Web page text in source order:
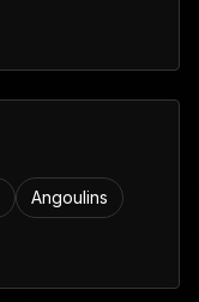
Angoulins